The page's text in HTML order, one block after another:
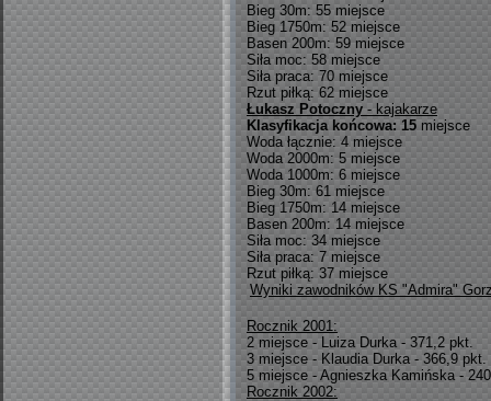
Bieg 30m: 55 miejsce
Bieg 1750m: 52 miejsce
Basen 200m: 59 miejsce
Siła moc: 58 miejsce
Siła praca: 70 miejsce
Rzut piłką: 62 miejsce
Łukasz Potoczny - kajakarze
Klasyfikacja końcowa: 15 miejsce
Woda łącznie: 4 miejsce
Woda 2000m: 5 miejsce
Woda 1000m: 6 miejsce
Bieg 30m: 61 miejsce
Bieg 1750m: 14 miejsce
Basen 200m: 14 miejsce
Siła moc: 34 miejsce
Siła praca: 7 miejsce
Rzut piłką: 37 miejsce
Wyniki zawodników KS "Admira"
Rocznik 2001:
2 miejsce - Luiza Durka - 371,2 pkt.
3 miejsce - Klaudia Durka - 366,9 pkt.
5 miejsce - Agnieszka Kamińska -
Rocznik 2002: